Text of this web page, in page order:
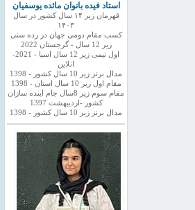
استاد فیده بانوان مائده یوسفیان
قهرمان زیر ۱۴ سال کشور در سال
۱۴۰۳
کسب مقام دومی جهان در رده سنی
زیر 12 سال - گرجستان 2022
اول تیمی زیر 12 سال اسیا - 2021-
انلاین
مدال برنز زیر 10 سال کشور - 1398
مقام اول زیر 10 سال استان - 1398
مقام سوم زیر 8سال جام اینده سازان
کشور -اردیبهشت 1397
مدال برنز زیر 10 سال کشور - 1398